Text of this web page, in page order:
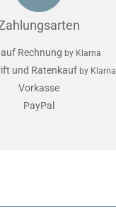
Rechnung by Klarna
und Ratenkauf by Klarna
Vorkasse
PayPal